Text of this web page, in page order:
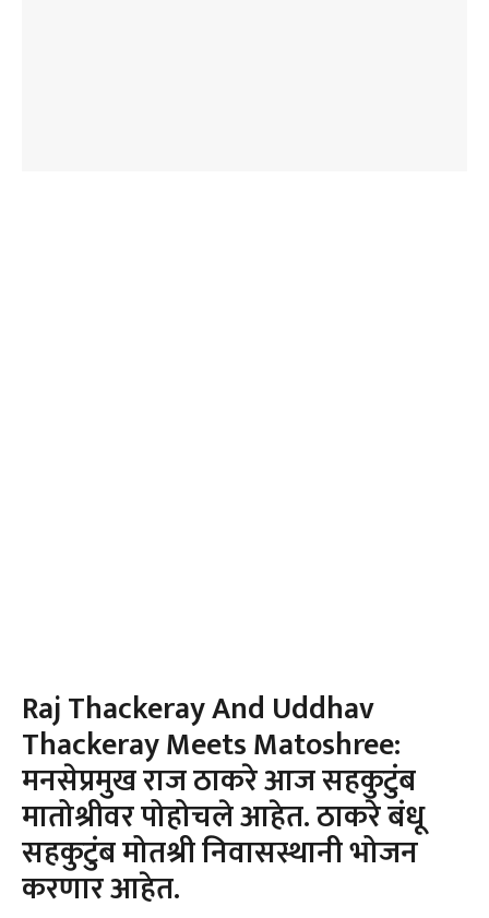
Raj Thackeray And Uddhav
Thackeray Meets Matoshree:
मनसेप्रमुख राज ठाकरे आज सहकुटुंब
मातोश्रीवर पोहोचले आहेत. ठाकरे बंधू
सहकुटुंब मोतश्री निवासस्थानी भोजन
करणार आहेत.